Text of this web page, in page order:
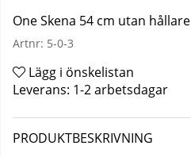
One Skena 54 cm utan hållare
Artnr: 5-0-3
Lägg i önskelistan
Leverans: 1-2 arbetsdagar
PRODUKTBESKRIVNING